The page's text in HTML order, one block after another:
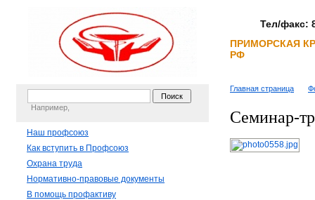
Тел/факс:
ПРИМОРСКАЯ
РФ
Например,
Наш профсоюз
Как вступить в Профсоюз
Охрана труда
Нормативно-правовые документы
В помощь профактиву
Главная страница
Семинар-